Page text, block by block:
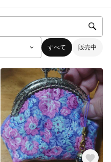
すべて 販売中